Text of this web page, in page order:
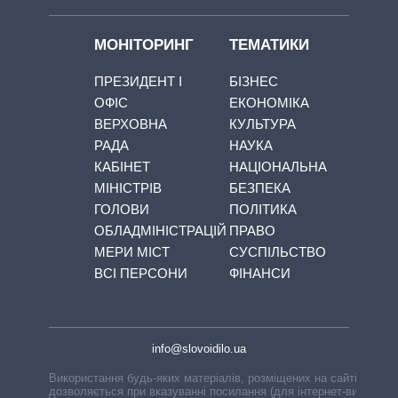
МОНІТОРИНГ
ПРЕЗИДЕНТ І
ОФІС
ВЕРХОВНА
РАДА
КАБІНЕТ
МІНІСТРІВ
ГОЛОВИ
ОБЛАДМІНІСТРАЦІЙ
МЕРИ МІСТ
ВСІ ПЕРСОНИ
ТЕМАТИКИ
БІЗНЕС
ЕКОНОМІКА
КУЛЬТУРА
НАУКА
НАЦІОНАЛЬНА
БЕЗПЕКА
ПОЛІТИКА
ПРАВО
СУСПІЛЬСТВО
ФІНАНСИ
info@slovoidilo.ua
Використання будь-яких матеріалів, розміщених на сайті,
дозволяється при вказуванні посилання (для інтернет-видань